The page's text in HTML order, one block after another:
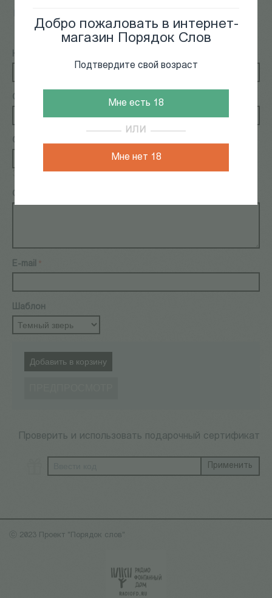
Добро пожаловать в интернет-
магазин Порядок Слов
Подтвердите свой возраст
Мне есть 18
ИЛИ
Мне нет 18
Кому
От кого
Сумма
Значение должно быть от1 000 Рдо10 000 Р
Сообщение (максимум 200 символов)
E-mail
Шаблон
Добавить в корзину
Проверить и использовать подарочный сертификат
Применить
ⓒ 2023 Проект "Порядок слов"